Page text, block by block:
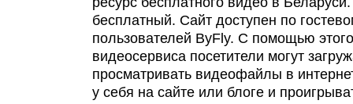
бесплатный. Сайт доступен по
пользователей ByFly. С помощью
видеосервиса посетители могут
просматривать видеофайлы в
у себя на сайте или блоге и